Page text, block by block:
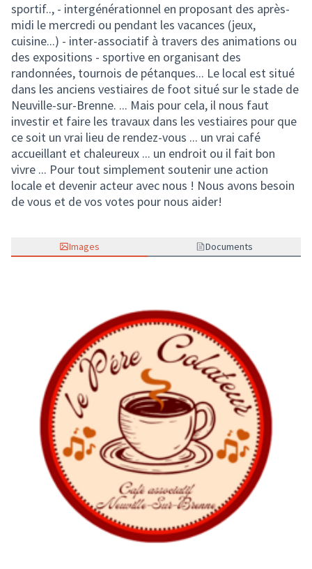
sportif.., - intergénérationnel en proposant des après-
midi le mercredi ou pendant les vacances (jeux,
cuisine...) - inter-associatif à travers des animations ou
des expositions - sportive en organisant des
randonnées, tournois de pétanques... Le local est situé
dans les anciens vestiaires de foot situé sur le stade de
Neuville-sur-Brenne. ... Mais pour cela, il nous faut
investir et faire les travaux dans les vestiaires pour que
ce soit un vrai lieu de rendez-vous ... un vrai café
accueillant et chaleureux ... un endroit ou il fait bon
vivre ... Pour tout simplement soutenir une action
locale et devenir acteur avec nous ! Nous avons besoin
de vous et de vos votes pour nous aider!
Images Documents